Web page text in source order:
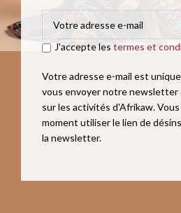
J'accepte les termes et
Votre adresse e-mail est
vous envoyer notre newsletter
sur les activités d'Afrikaw.
moment utiliser le lien de
la newsletter.